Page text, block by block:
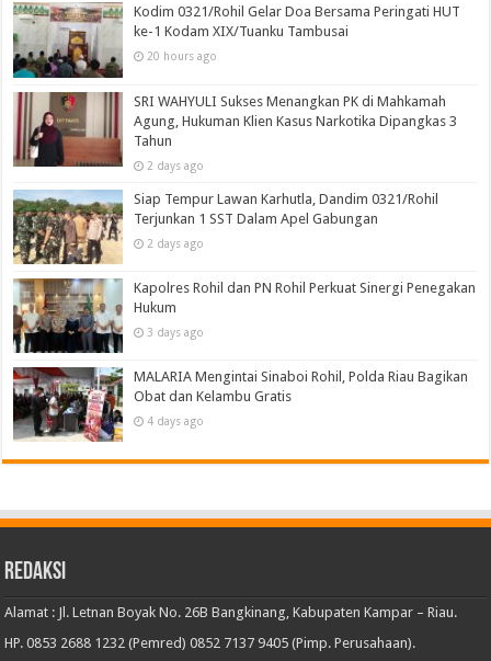
Kodim 0321/Rohil Gelar Doa Bersama Peringati HUT
ke-1 Kodam XIX/Tuanku Tambusai
20 hours ago
SRI WAHYULI Sukses Menangkan PK di Mahkamah
Agung, Hukuman Klien Kasus Narkotika Dipangkas 3
Tahun
2 days ago
Siap Tempur Lawan Karhutla, Dandim 0321/Rohil
Terjunkan 1 SST Dalam Apel Gabungan
2 days ago
Kapolres Rohil dan PN Rohil Perkuat Sinergi Penegakan
Hukum
3 days ago
MALARIA Mengintai Sinaboi Rohil, Polda Riau Bagikan
Obat dan Kelambu Gratis
4 days ago
Redaksi
Alamat : Jl. Letnan Boyak No. 26B Bangkinang, Kabupaten Kampar – Riau.
HP. 0853 2688 1232 (Pemred) 0852 7137 9405 (Pimp. Perusahaan).